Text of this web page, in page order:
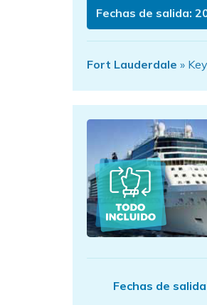
Fechas de salida:
Fort Lauderdale »
Fechas de